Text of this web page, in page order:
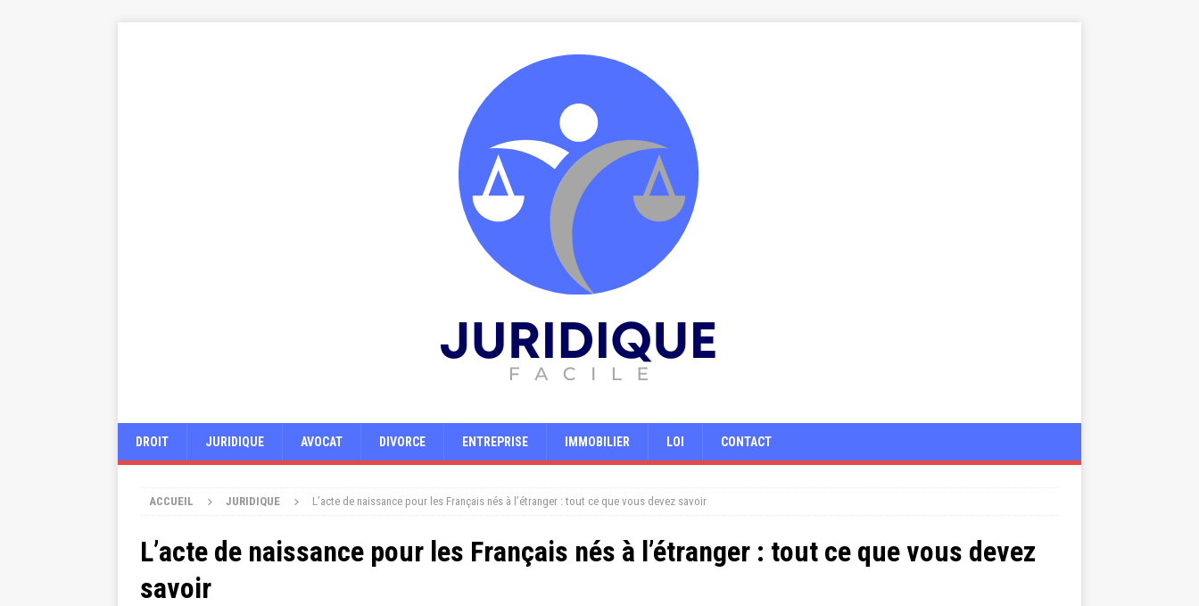
DROIT JURIDIQUE AVOCAT DIVORCE ENTREPRISE IMMOBILIER LOI CONTACT
ACCUEIL JURIDIQUE L’acte de naissance pour les Français nés à l’étranger : tout ce que vous devez savoir
L’acte de naissance pour les Français nés à l’étranger : tout ce que vous devez
savoir